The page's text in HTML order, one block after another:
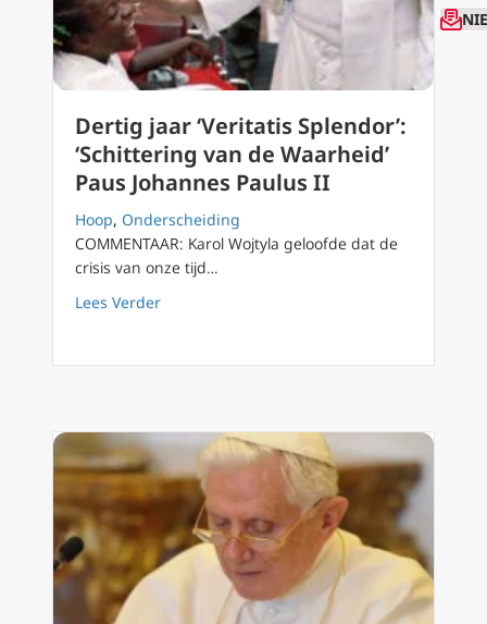
Dertig jaar ‘Veritatis Splendor’:
‘Schittering van de Waarheid’
Paus Johannes Paulus II
Hoop, Onderscheiding
COMMENTAAR: Karol Wojtyla geloofde dat de
crisis van onze tijd…
Lees Verderabout Dertig jaar ‘Veritatis Splendor’: